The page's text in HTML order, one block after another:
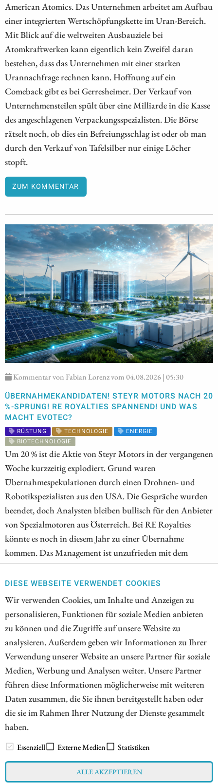
DIESE WEBSEITE VERWENDET COOKIES
Wir verwenden Cookies, um Inhalte und Anzeigen zu
personalisieren, Funktionen für soziale Medien anbieten
zu können und die Zugriffe auf unsere Website zu
analysieren. Außerdem geben wir Informationen zu Ihrer
Verwendung unserer Website an unsere Partner für soziale
Medien, Werbung und Analysen weiter. Unsere Partner
führen diese Informationen möglicherweise mit weiteren
Daten zusammen, die Sie ihnen bereitgestellt haben oder
die sie im Rahmen Ihrer Nutzung der Dienste gesammelt
haben.
Essenziell Externe Medien Statistiken
ALLE AKZEPTIEREN
American Atomics. Das Unternehmen arbeitet am Aufbau
einer integrierten Wertschöpfungskette im Uran-Bereich.
Mit Blick auf die weltweiten Ausbauziele bei
Atomkraftwerken kann eigentlich kein Zweifel daran
bestehen, dass das Unternehmen mit einer starken
Urannachfrage rechnen kann. Hoffnung auf ein
Comeback gibt es bei Gerresheimer. Der Verkauf von
Unternehmensteilen spült über eine Milliarde in die Kasse
des angeschlagenen Verpackungsspezialisten. Die Börse
rätselt noch, ob dies ein Befreiungsschlag ist oder ob man
durch den Verkauf von Tafelsilber nur einige Löcher
stopft.
ZUM KOMMENTAR
Kommentar von Fabian Lorenz vom 04.08.2026 | 05:30
ÜBERNAHMEKANDIDATEN! STEYR MOTORS NACH 20
%-SPRUNG! RE ROYALTIES SPANNEND! UND WAS
MACHT EVOTEC?
RÜSTUNG TECHNOLOGIE
ENERGIE
BIOTECHNOLOGIE
Um 20 % ist die Aktie von Steyr Motors in der vergangenen
Woche kurzzeitig explodiert. Grund waren
Übernahmespekulationen durch einen Drohnen- und
Robotikspezialisten aus den USA. Die Gespräche wurden
beendet, doch Analysten bleiben bullisch für den Anbieter
von Spezialmotoren aus Österreich. Bei RE Royalties
könnte es noch in diesem Jahr zu einer Übernahme
kommen. Das Management ist unzufrieden mit dem
Aktienkurs und prüft sämtliche Optionen. Das
Geschäftsmodell dürfte für kapitalstarke Interessenten
interessant sein. Und was macht Evotec? Das deutsche
Biotechnologieunternehmen wurde in den vergangenen
Jahren immer wieder als Übernahmekandidat gehandelt.
Entsprechende Spekulationen sorgten regelmäßig für
kräftige Kurssprünge. Wie sieht es derzeit aus?
ZUM KOMMENTAR
zu ESG bewussten Unternehmen aus allen Teilen der Welt